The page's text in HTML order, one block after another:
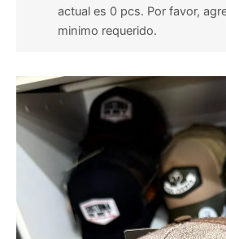
actual es 0 pcs. Por favor,
minimo requerido.